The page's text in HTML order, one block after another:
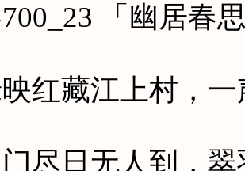
「幽居春
藏江上村，一
日无人到，翠